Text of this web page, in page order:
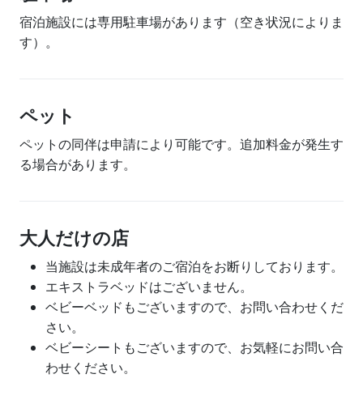
宿泊施設には専用駐車場があります（空き状況によりま
す）。
ペット
ペットの同伴は申請により可能です。追加料金が発生す
る場合があります。
大人だけの店
当施設は未成年者のご宿泊をお断りしております。
エキストラベッドはございません。
ベビーベッドもございますので、お問い合わせくだ
さい。
ベビーシートもございますので、お気軽にお問い合
わせください。